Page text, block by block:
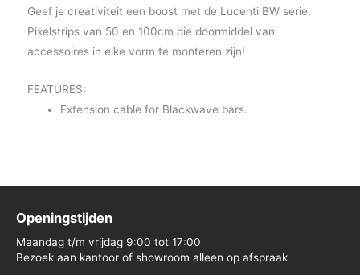
Geef je creativiteit een boost met de Lucenti BW serie.
Pixelstrips van 50 en 100cm die doormiddel van
accessoires in elke vorm te monteren zijn!
FEATURES:
Extension cable for Blackwave bars.
Openingstijden
Maandag t/m vrijdag 9:00 tot 17:00
Bezoek aan kantoor of showroom alleen op afspraak